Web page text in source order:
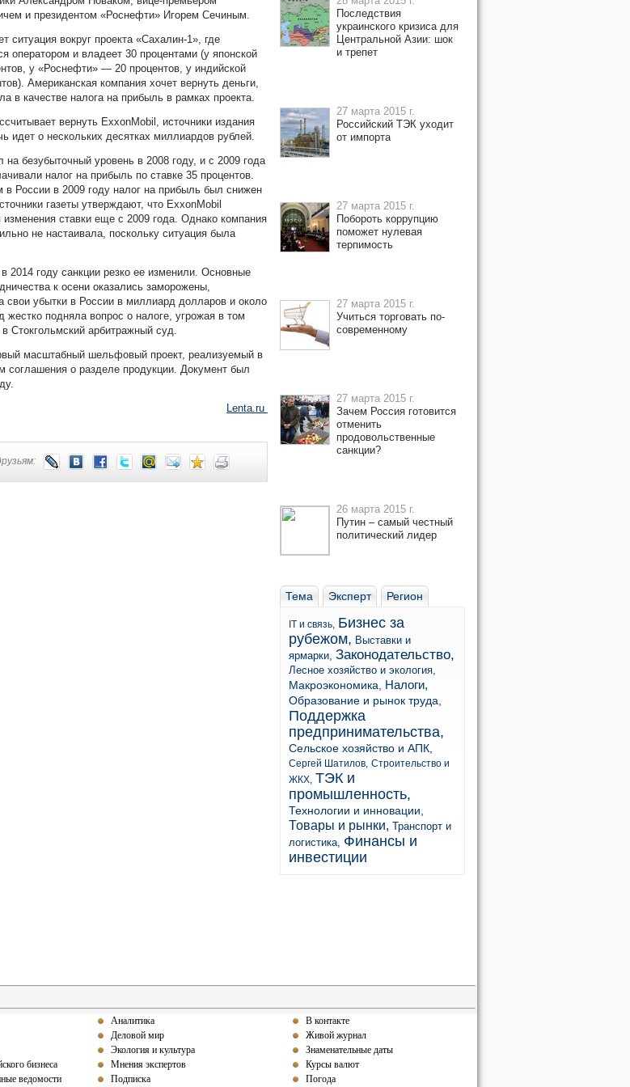
и президентом «Роснефти» Игорем Сечиным.
ситуация вокруг проекта «Сахалин-1», где
оператором и владеет 30 процентами (у японской
у «Роснефти» — 20 процентов, у индийской
Американская компания хочет вернуть деньги,
в качестве налога на прибыль в рамках проекта.
вернуть ExxonMobil, источники издания
идет о нескольких десятках миллиардов рублей.
безубыточный уровень в 2008 году, и с 2009 года
налог на прибыль по ставке 35 процентов.
России в 2009 году налог на прибыль был снижен
газеты утверждают, что ExxonMobil
изменения ставки еще с 2009 года. Однако компания
не настаивала, поскольку ситуация была
2014 году санкции резко ее изменили. Основные
к осени оказались заморожены,
свои убытки в России в миллиард долларов и около
жестко подняла вопрос о налоге, угрожая в том
Стокгольмский арбитражный суд.
масштабный шельфовый проект, реализуемый в
соглашения о разделе продукции. Документ был
Lenta.ru
Последствия
украинского кризиса для
Центральной Азии: шок
и трепет
27 марта 2015 г.
Российский ТЭК уходит
от импорта
27 марта 2015 г.
Побороть коррупцию
поможет нулевая
терпимость
27 марта 2015 г.
Учиться торговать по-
современному
27 марта 2015 г.
Зачем Россия готовится
отменить
продовольственные
санкции?
26 марта 2015 г.
Путин – самый честный
политический лидер
Тема Эксперт Регион
IT и связь, Бизнес за
рубежом, Выставки и
ярмарки, Законодательство,
Лесное хозяйство и экология,
Макроэкономика, Налоги,
Образование и рынок труда,
Поддержка
предпринимательства,
Сельское хозяйство и АПК,
Сергей Шатилов, Строительство и
ЖКХ, ТЭК и
промышленность,
Технологии и инновации,
Товары и рынки, Транспорт и
логистика, Финансы и
инвестиции
бизнеса
ведомости
Аналитика
Деловой мир
Экология и культура
Мнения экспертов
Подписка
В контакте
Живой журнал
Знаменательные даты
Курсы валют
Погода